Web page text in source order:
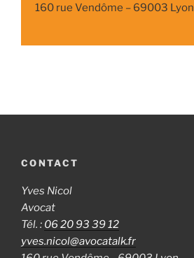
160 rue Vendôme – 69003 Lyon
CONTACT
Yves Nicol
Avocat
Tél. : 06 20 93 39 12
yves.nicol@avocatalk.fr